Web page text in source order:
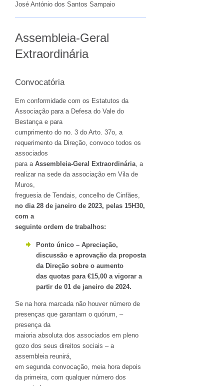
José António dos Santos Sampaio
Assembleia-Geral
Extraordinária
Convocatória
Em conformidade com os Estatutos da
Associação para a Defesa do Vale do
Bestança e para
cumprimento do no. 3 do Arto. 37o, a
requerimento da Direção, convoco todos os
associados
para a Assembleia-Geral Extraordinária, a
realizar na sede da associação em Vila de
Muros,
freguesia de Tendais, concelho de Cinfães,
no dia 28 de janeiro de 2023, pelas 15H30,
com a
seguinte ordem de trabalhos:
Ponto único – Apreciação,
discussão e aprovação da proposta
da Direção sobre o aumento
das quotas para €15,00 a vigorar a
partir de 01 de janeiro de 2024.
Se na hora marcada não houver número de
presenças que garantam o quórum, –
presença da
maioria absoluta dos associados em pleno
gozo dos seus direitos sociais – a
assembleia reunirá,
em segunda convocação, meia hora depois
da primeira, com qualquer número dos